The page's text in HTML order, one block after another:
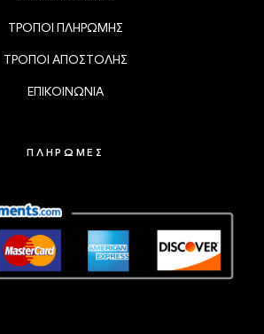
ΤΡΟΠΟΙ ΠΛΗΡΩΜΗΣ
ΤΡΟΠΟΙ ΑΠΟΣΤΟΛΗΣ
ΕΠΙΚΟΙΝΩΝΙΑ
ΠΛΗΡΩΜΕΣ